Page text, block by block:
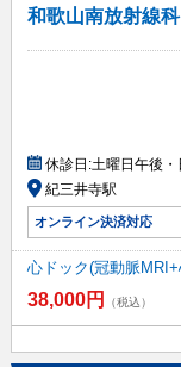
和歌山南放射線
休診日:土曜日午後・
紀三井寺駅
オンライン決済対応
心ドック(冠動脈
38,000円 （税込）